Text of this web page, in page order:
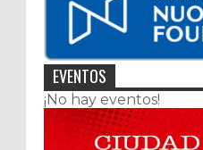
EVENTOS
¡No hay eventos!